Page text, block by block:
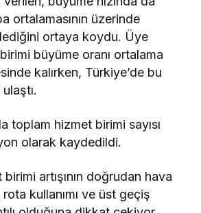
ortalamasının üzerinde
ortaya koydu. Üye
büyüme oranı ortalama
kalırken, Türkiye’de bu
toplam hizmet birimi sayısı
olarak kaydedildi.
artışının doğrudan hava
kullanımı ve üst geçiş